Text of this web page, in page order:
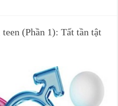
(Phần 1): Tất tần tật